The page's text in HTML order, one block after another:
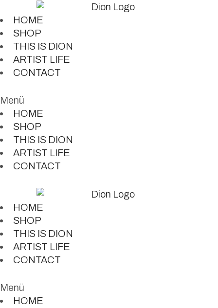
HOME
SHOP
THIS IS DION
ARTIST LIFE
CONTACT
Menü
HOME
SHOP
THIS IS DION
ARTIST LIFE
CONTACT
HOME
SHOP
THIS IS DION
ARTIST LIFE
CONTACT
Menü
HOME